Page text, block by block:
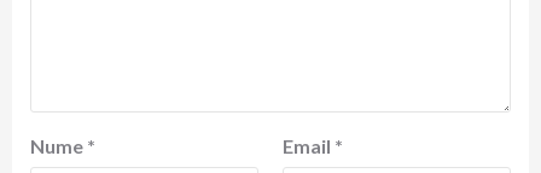
Nume * Email *